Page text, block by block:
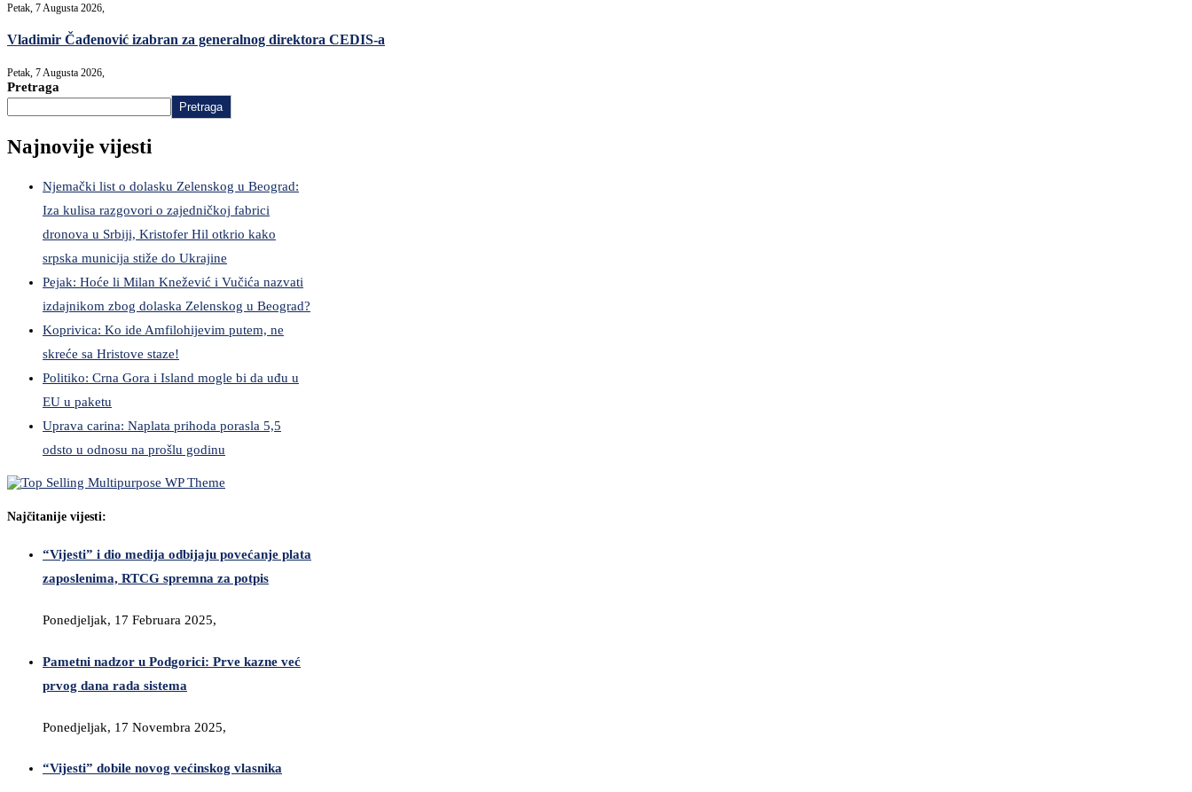
Petak, 7 Augusta 2026,
Vladimir Čađenović izabran za generalnog direktora CEDIS-a
Petak, 7 Augusta 2026,
Pretraga
Pretraga
Najnovije vijesti
Njemački list o dolasku Zelenskog u Beograd:
Iza kulisa razgovori o zajedničkoj fabrici
dronova u Srbiji, Kristofer Hil otkrio kako
srpska municija stiže do Ukrajine
Pejak: Hoće li Milan Knežević i Vučića nazvati
izdajnikom zbog dolaska Zelenskog u Beograd?
Koprivica: Ko ide Amfilohijevim putem, ne
skreće sa Hristove staze!
Politiko: Crna Gora i Island mogle bi da uđu u
EU u paketu
Uprava carina: Naplata prihoda porasla 5,5
odsto u odnosu na prošlu godinu
Najčitanije vijesti:
“Vijesti” i dio medija odbijaju povećanje plata
zaposlenima, RTCG spremna za potpis
Ponedjeljak, 17 Februara 2025,
Pametni nadzor u Podgorici: Prve kazne već
prvog dana rada sistema
Ponedjeljak, 17 Novembra 2025,
“Vijesti” dobile novog većinskog vlasnika